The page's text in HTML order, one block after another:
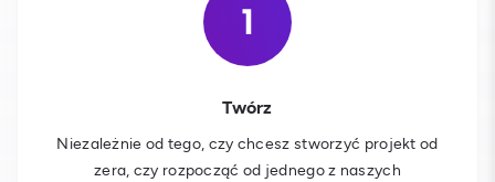
Twórz
Niezależnie od tego, czy chcesz stworzyć projekt od
zera, czy rozpocząć od jednego z naszych